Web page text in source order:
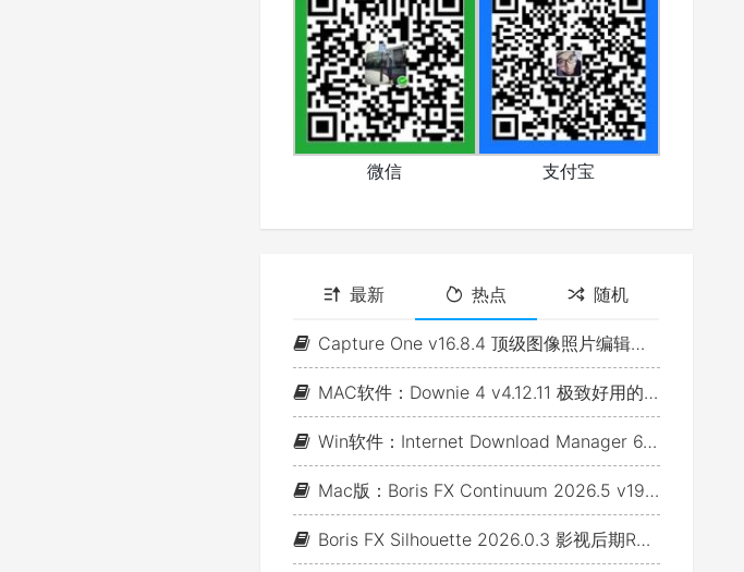
微信 支付宝
最新 热点 随机
Capture One v16.8.4 顶级图像照片编辑软件(Win&Mac)
MAC软件：Downie 4 v4.12.11 极致好用的视频下载利器
Win软件：Internet Download Manager 6.43 Build 7 - 网络资源下载神器IDM_支持下载各类网站视音频
Mac版：Boris FX Continuum 2026.5 v19.5.4_BCC视频特效及转场套装 For AE/PR/FCP/Motion/Avid/OFX(Fusion/ Resolve/Nukex等)
Boris FX Silhouette 2026.0.3 影视后期Roto抠像Paint视效合成软件+Adobe/OFX插件 (Win&Mac&Linux)